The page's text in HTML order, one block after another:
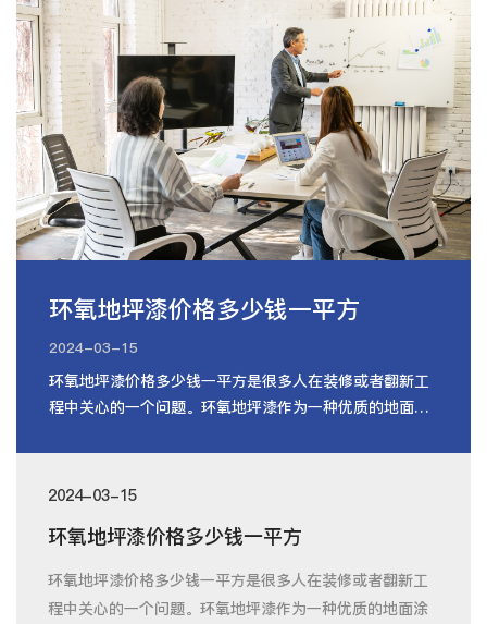
环氧地坪漆价格多少钱一平方
2024-03-15
环氧地坪漆价格多少钱一平方是很多人在装修或者翻新工
程中关心的一个问题。环氧地坪漆作为一种优质的地面涂
2024-03-15
环氧地坪漆价格多少钱一平方
环氧地坪漆价格多少钱一平方是很多人在装修或者翻新工
程中关心的一个问题。环氧地坪漆作为一种优质的地面涂